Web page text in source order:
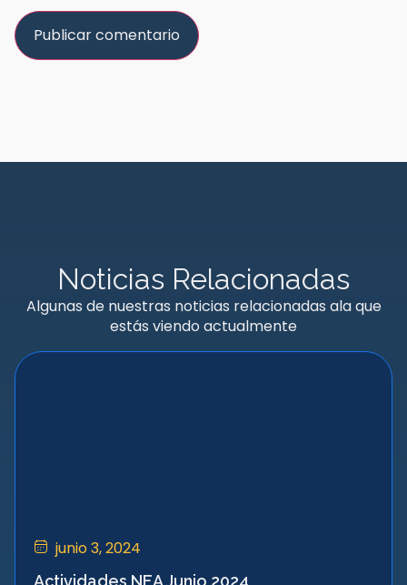
Noticias Relacionadas
Algunas de nuestras noticias relacionadas ala que
estás viendo actualmente
junio 3, 2024
Actividades NEA Junio 2024